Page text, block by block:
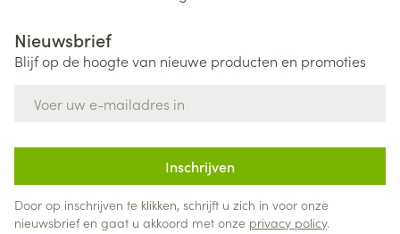
Nieuwsbrief
Blijf op de hoogte van nieuwe producten en promoties
Inschrijven
Door op inschrijven te klikken, schrijft u zich in voor onze
nieuwsbrief en gaat u akkoord met onze privacy policy.